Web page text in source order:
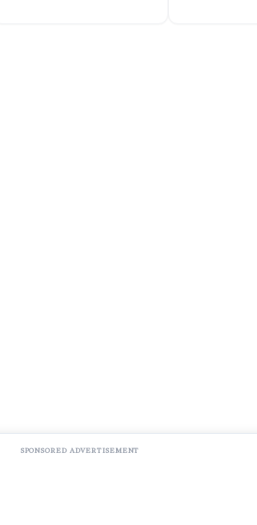
SPONSORED ADVERTISEMENT